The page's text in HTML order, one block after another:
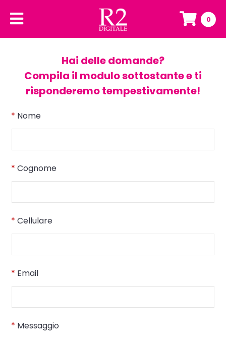
0
Hai delle domande?
Compila il modulo sottostante e ti
risponderemo tempestivamente!
* Nome
* Cognome
* Cellulare
* Email
* Messaggio